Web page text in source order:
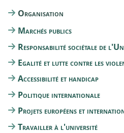
Organisation
Marchés publics
Responsabilité sociétale de
Egalité et lutte contre les
Accessibilité et handicap
Politique internationale
Projets européens et
Travailler à l'université